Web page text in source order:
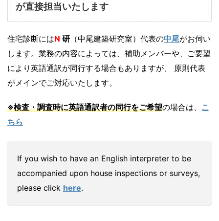
が直接担当いたします
住宅診断にはN 研 （中尾建築研究室）代表の中尾がお伺い
します。業務の内容によっては、補助メンバーや、ご要望
により英語通訳が同行する場合もありますが、 原則代表
がメインでご対応いたします。
※検査・調査時に英語通訳者の同行をご希望の場合は、 こ
ちら
If you wish to have an English interpreter to be
accompanied upon house inspections or surveys,
please click here.